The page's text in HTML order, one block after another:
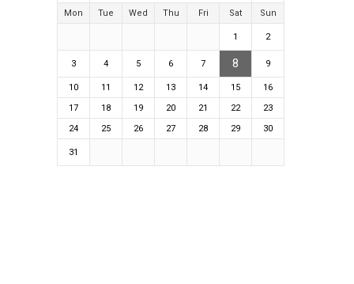
Mon Tue Wed Thu Fri Sat Sun
1 2
3 4 5 6 7 8 9
10 11 12 13 14 15
16
17
18 19 20 21 22
23
24
25 26 27 28 29 30
31